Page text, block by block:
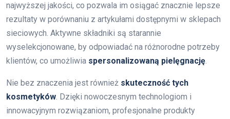
najwyższej jakości, co pozwala im osiągać znacznie lepsze
rezultaty w porównaniu z artykułami dostępnymi w sklepach
sieciowych. Aktywne składniki są starannie
wyselekcjonowane, by odpowiadać na różnorodne potrzeby
klientów, co umożliwia spersonalizowaną pielęgnację.
Nie bez znaczenia jest również skuteczność tych
kosmetyków. Dzięki nowoczesnym technologiom i
innowacyjnym rozwiązaniom, profesjonalne produkty